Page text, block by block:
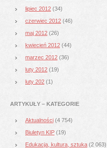
lipiec 2012 (34)
czerwiec 2012 (46)
maj 2012 (26)
kwiecień 2012 (44)
marzec 2012 (36)
luty 2012 (19)
luty 202 (1)
ARTYKUŁY – KATEGORIE
Aktualności (4 754)
Biuletyn KIP (19)
Edukacja, kultura, sztuka (2 063)